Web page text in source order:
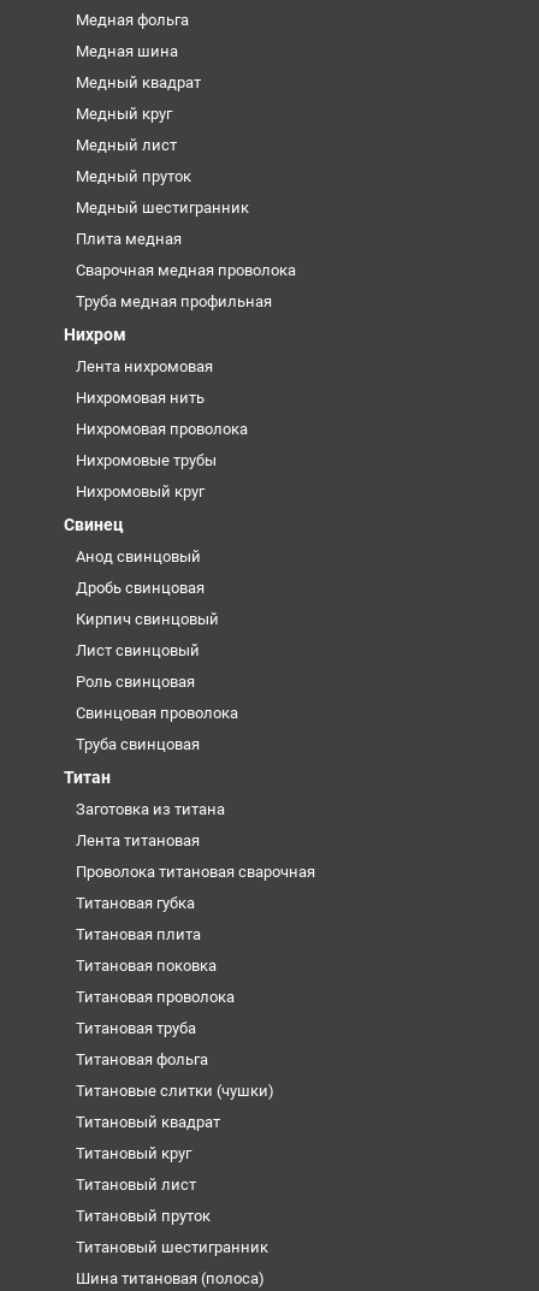
Медная фольга
Медная шина
Медный квадрат
Медный круг
Медный лист
Медный пруток
Медный шестигранник
Плита медная
Сварочная медная проволока
Труба медная профильная
Нихром
Лента нихромовая
Нихромовая нить
Нихромовая проволока
Нихромовые трубы
Нихромовый круг
Свинец
Анод свинцовый
Дробь свинцовая
Кирпич свинцовый
Лист свинцовый
Роль свинцовая
Свинцовая проволока
Труба свинцовая
Титан
Заготовка из титана
Лента титановая
Проволока титановая сварочная
Титановая губка
Титановая плита
Титановая поковка
Титановая проволока
Титановая труба
Титановая фольга
Титановые слитки (чушки)
Титановый квадрат
Титановый круг
Титановый лист
Титановый пруток
Титановый шестигранник
Шина титановая (полоса)